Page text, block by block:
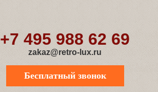
+7 495 988 62 69
zakaz@retro-lux.ru
Бесплатный звонок